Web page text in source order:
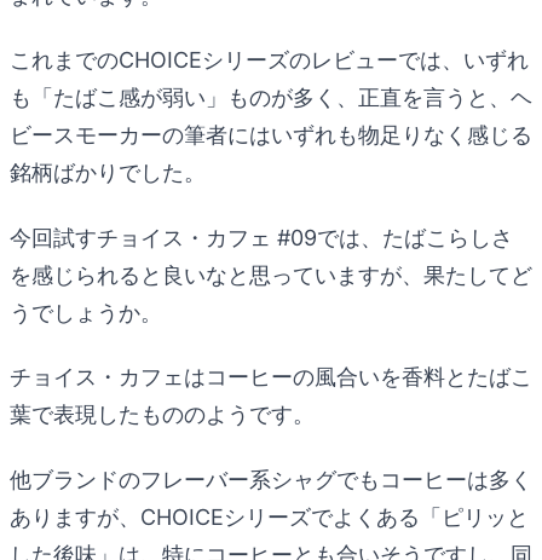
これまでのCHOICEシリーズのレビューでは、いずれ
も「たばこ感が弱い」ものが多く、正直を言うと、ヘ
ビースモーカーの筆者にはいずれも物足りなく感じる
銘柄ばかりでした。
今回試すチョイス・カフェ #09では、たばこらしさ
を感じられると良いなと思っていますが、果たしてど
うでしょうか。
チョイス・カフェはコーヒーの風合いを香料とたばこ
葉で表現したもののようです。
他ブランドのフレーバー系シャグでもコーヒーは多く
ありますが、CHOICEシリーズでよくある「ピリッと
した後味」は、特にコーヒーとも合いそうですし、同